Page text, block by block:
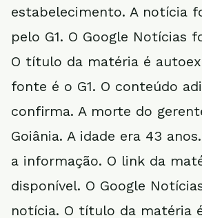
estabelecimento. A notícia
pelo G1. O Google Notícias
O título da matéria é
fonte é o G1. O conteúdo
confirma. A morte do
Goiânia. A idade era 43
a informação. O link da
disponível. O Google
notícia. O título da matéria